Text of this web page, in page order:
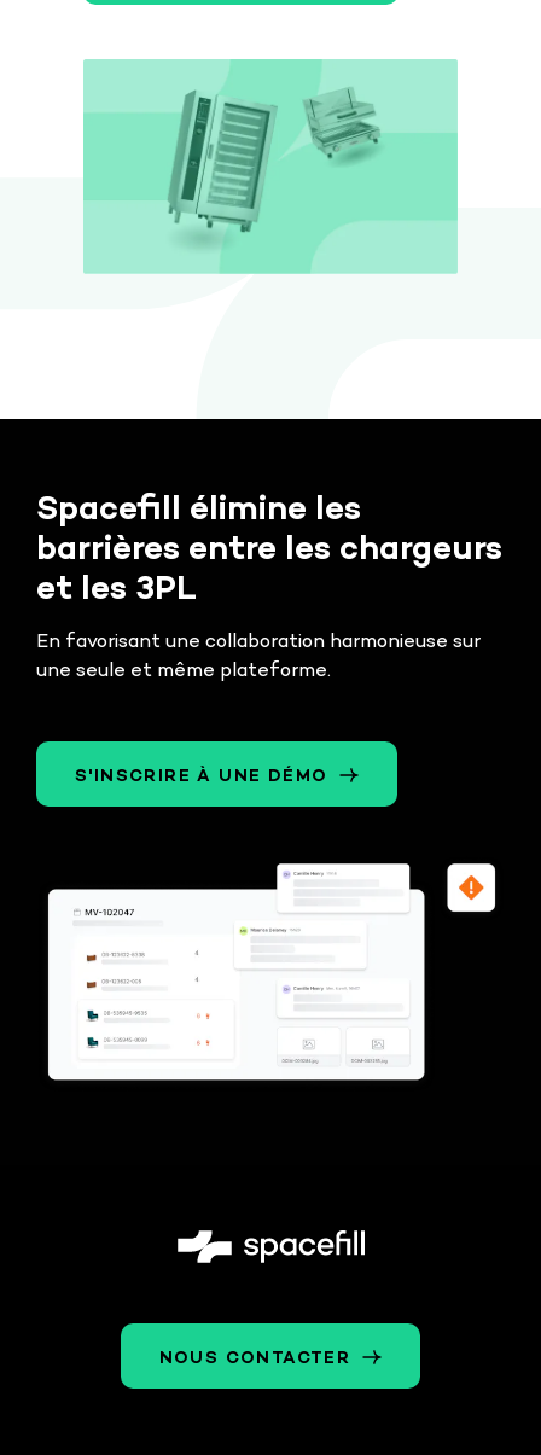
Spacefill élimine les
barrières entre les chargeurs
et les 3PL
En favorisant une collaboration harmonieuse sur
une seule et même plateforme.
S'INSCRIRE À UNE DÉMO
NOUS CONTACTER